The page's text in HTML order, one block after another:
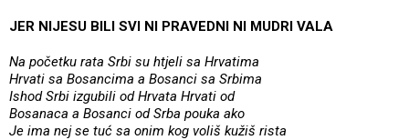
JER NIJESU BILI SVI NI PRAVEDNI NI MUDRI VALA
Na početku rata Srbi su htjeli sa Hrvatima
Hrvati sa Bosancima a Bosanci sa Srbima
Ishod Srbi izgubili od Hrvata Hrvati od
Bosanaca a Bosanci od Srba pouka ako
Je ima nej se tuć sa onim kog voliš kužiš rista